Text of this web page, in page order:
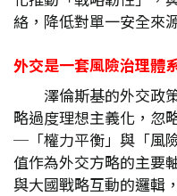
絡，降低對單一安全來
外交是一套風險治理體
澤倫斯基的外交政
略過度理想主義化，忽
─「權力平衡」與「風
值作為外交方略的主要
與大國戰略互動的邏輯